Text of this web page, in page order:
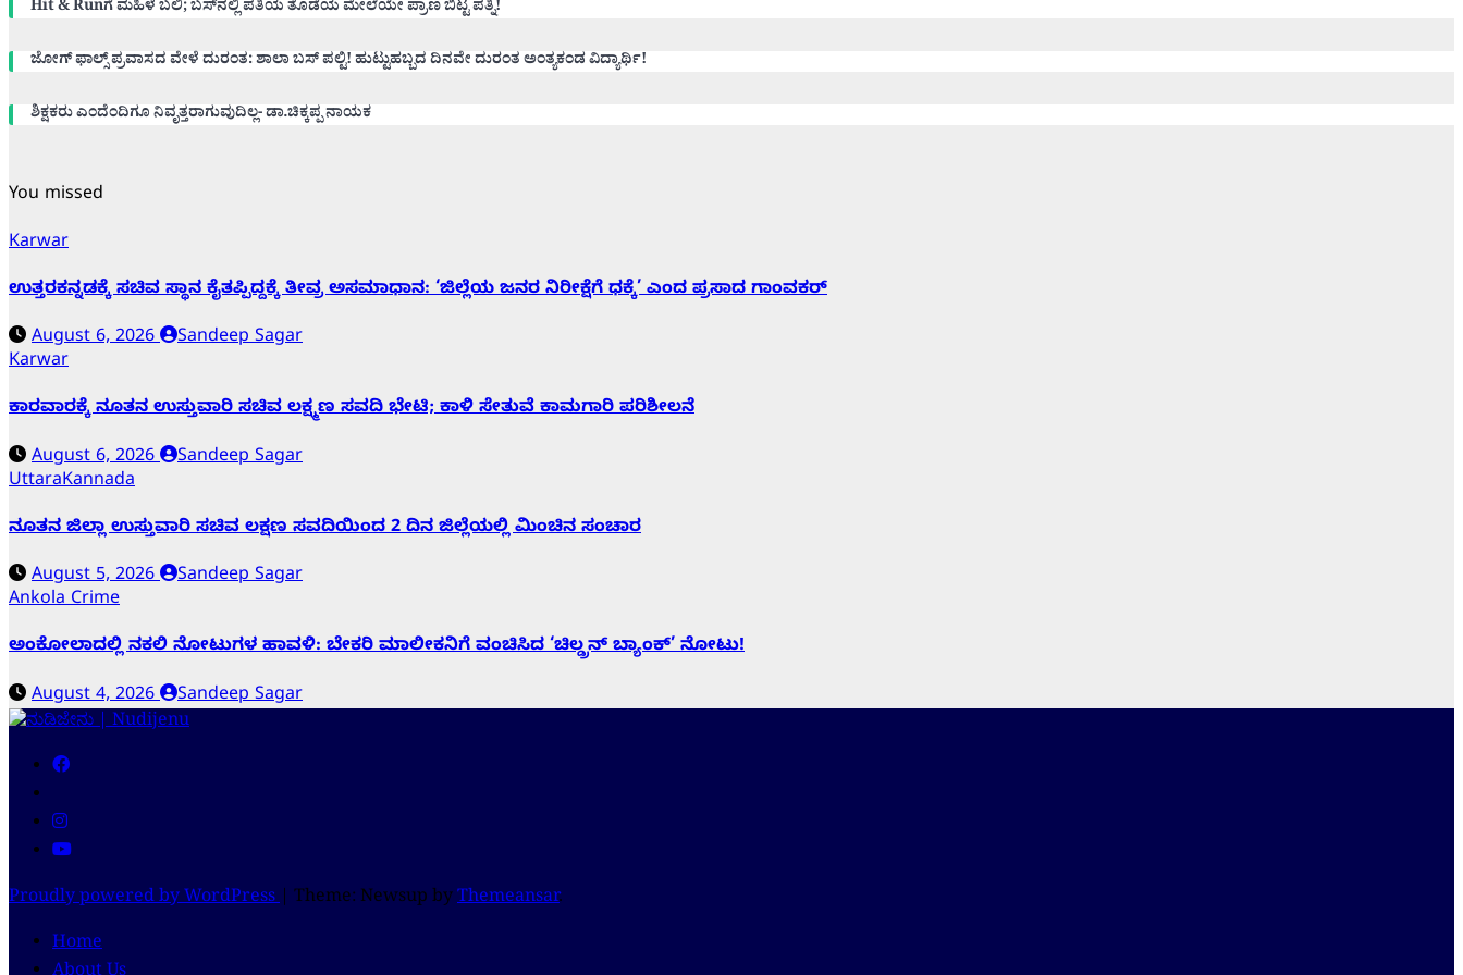
Hit & Runಗೆ ಮಹಿಳೆ ಬಲಿ; ಬಸ್‌ನಲ್ಲಿ ಪತಿಯ ತೊಡೆಯ ಮೇಲೆಯೇ ಪ್ರಾಣ ಬಿಟ್ಟ ಪತ್ನಿ!
ಜೋಗ್ ಫಾಲ್ಸ್ ಪ್ರವಾಸದ ವೇಳೆ ದುರಂತ: ಶಾಲಾ ಬಸ್ ಪಲ್ಟಿ! ಹುಟ್ಟುಹಬ್ಬದ ದಿನವೇ ದುರಂತ ಅಂತ್ಯಕಂಡ ವಿದ್ಯಾರ್ಥಿ!
ಶಿಕ್ಷಕರು ಎಂದೆಂದಿಗೂ ನಿವೃತ್ತರಾಗುವುದಿಲ್ಲ- ಡಾ.ಚಿಕ್ಕಪ್ಪ ನಾಯಕ
You missed
Karwar
ಉತ್ತರಕನ್ನಡಕ್ಕೆ ಸಚಿವ ಸ್ಥಾನ ಕೈತಪ್ಪಿದ್ದಕ್ಕೆ ತೀವ್ರ ಅಸಮಾಧಾನ: ‘ಜಿಲ್ಲೆಯ ಜನರ ನಿರೀಕ್ಷೆಗೆ ಧಕ್ಕೆ’ ಎಂದ ಪ್ರಸಾದ ಗಾಂವಕರ್
August 6, 2026
Sandeep Sagar
Karwar
ಕಾರವಾರಕ್ಕೆ ನೂತನ ಉಸ್ತುವಾರಿ ಸಚಿವ ಲಕ್ಷ್ಮಣ ಸವದಿ ಭೇಟಿ; ಕಾಳಿ ಸೇತುವೆ ಕಾಮಗಾರಿ ಪರಿಶೀಲನೆ
August 6, 2026
Sandeep Sagar
UttaraKannada
ನೂತನ ಜಿಲ್ಲಾ ಉಸ್ತುವಾರಿ ಸಚಿವ ಲಕ್ಷಣ ಸವದಿಯಿಂದ 2 ದಿನ ಜಿಲ್ಲೆಯಲ್ಲಿ ಮಿಂಚಿನ ಸಂಚಾರ
August 5, 2026
Sandeep Sagar
AnkolaCrime
ಅಂಕೋಲಾದಲ್ಲಿ ನಕಲಿ ನೋಟುಗಳ ಹಾವಳಿ: ಬೇಕರಿ ಮಾಲೀಕನಿಗೆ ವಂಚಿಸಿದ ‘ಚಿಲ್ಡ್ರನ್ ಬ್ಯಾಂಕ್’ ನೋಟು!
August 4, 2026 Sandeep Sagar
Proudly powered by WordPress| Theme: Newsup byThemeansar.
Home